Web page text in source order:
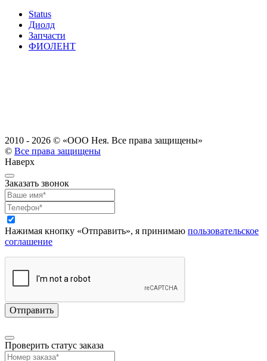
Status
Диолд
Запчасти
ФИОЛЕНТ
2010 - 2026 © «ООО Нея. Все права защищены»
© Все права защищены
Наверх
Заказать звонок
Нажимая кнопку «Отправить», я принимаю пользовательское
соглашение
Проверить статус заказа